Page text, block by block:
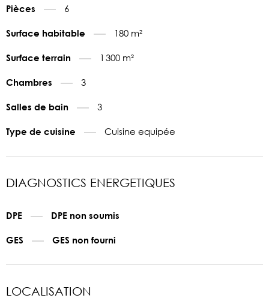
Pièces 6
Surface habitable 180 m²
Surface terrain 1 300 m²
Chambres 3
Salles de bain 3
Type de cuisine Cuisine equipée
DIAGNOSTICS ENERGETIQUES
DPE DPE non soumis
GES GES non fourni
LOCALISATION